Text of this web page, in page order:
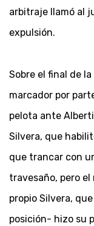
arbitraje llamó al
expulsión.
Sobre el final de
marcador por
pelota ante
Silvera, que
que trancar con
travesaño, pero
propio Silvera,
posición- hizo su